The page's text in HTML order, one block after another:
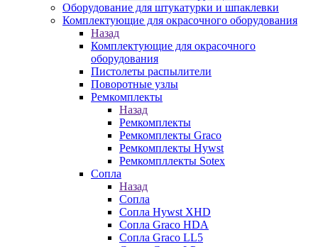
Оборудование для штукатурки и шпаклевки
Комплектующие для окрасочного оборудования
Назад
Комплектующие для окрасочного
оборудования
Пистолеты распылители
Поворотные узлы
Ремкомплекты
Назад
Ремкомплекты
Ремкомплекты Graco
Ремкомплекты Hywst
Ремкомпллекты Sotex
Сопла
Назад
Сопла
Сопла Hywst XHD
Сопла Graco HDA
Сопла Graco LL5